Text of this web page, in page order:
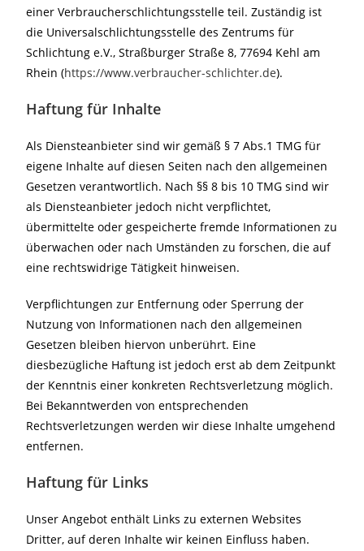
einer Verbraucherschlichtungsstelle teil. Zuständig ist
die Universalschlichtungsstelle des Zentrums für
Schlichtung e.V., Straßburger Straße 8, 77694 Kehl am
Rhein (https://www.verbraucher-schlichter.de).
Haftung für Inhalte
Als Diensteanbieter sind wir gemäß § 7 Abs.1 TMG für
eigene Inhalte auf diesen Seiten nach den allgemeinen
Gesetzen verantwortlich. Nach §§ 8 bis 10 TMG sind wir
als Diensteanbieter jedoch nicht verpflichtet,
übermittelte oder gespeicherte fremde Informationen zu
überwachen oder nach Umständen zu forschen, die auf
eine rechtswidrige Tätigkeit hinweisen.
Verpflichtungen zur Entfernung oder Sperrung der
Nutzung von Informationen nach den allgemeinen
Gesetzen bleiben hiervon unberührt. Eine
diesbezügliche Haftung ist jedoch erst ab dem Zeitpunkt
der Kenntnis einer konkreten Rechtsverletzung möglich.
Bei Bekanntwerden von entsprechenden
Rechtsverletzungen werden wir diese Inhalte umgehend
entfernen.
Haftung für Links
Unser Angebot enthält Links zu externen Websites
Dritter, auf deren Inhalte wir keinen Einfluss haben.